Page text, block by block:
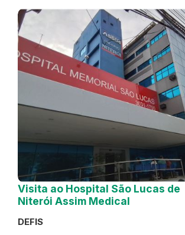
Visita ao Hospital São Lucas de
Niterói Assim Medical
DEFIS